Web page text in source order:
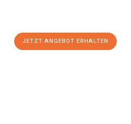
JETZT ANGEBOT ERHALTEN